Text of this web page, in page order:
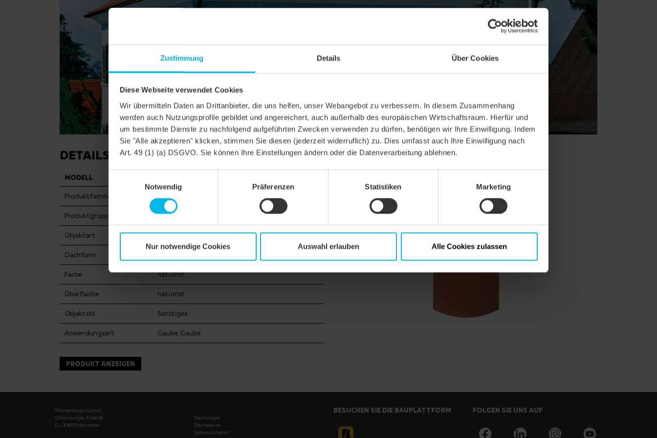
Zustimmung Details Über Cookies
Diese Webseite verwendet Cookies
Wir übermitteln Daten an Drittanbieter, die uns helfen, unser Webangebot zu verbessern. In diesem Zusammenhang
werden auch Nutzungsprofile gebildet und angereichert, auch außerhalb des europäischen Wirtschaftsraum. Hierfür und
um bestimmte Dienste zu nachfolgend aufgeführten Zwecken verwenden zu dürfen, benötigen wir Ihre Einwilligung. Indem
Sie "Alle akzeptieren" klicken, stimmen Sie diesen (jederzeit widerruflich) zu. Dies umfasst auch Ihre Einwilligung nach
Art. 49 (1) (a) DSGVO. Sie können Ihre Einstellungen ändern oder die Datenverarbeitung ablehnen.
Notwendig
Präferenzen Statistiken Marketing
Nur notwendige Cookies Auswahl erlauben Alle Cookies zulassen
DETAILS
MODELL
Produktfamilie
Produktgruppe Dachziegel
Objektart Öffentliches Gebäude
Dachform
Farbe naturrot
Oberfläche naturrot
Objektstil Sonstiges
Anwendungsart Gaube, Gaube
PRODUKT ANZEIGEN
Wienerberger GmbH
Oldenburger Allee 26
D - 30659 Hannover
Dachziegel
Dachsteine
Systemzubehör
BESUCHEN SIE DIE BAUPLATTFORM FOLGEN SIE UNS AUF